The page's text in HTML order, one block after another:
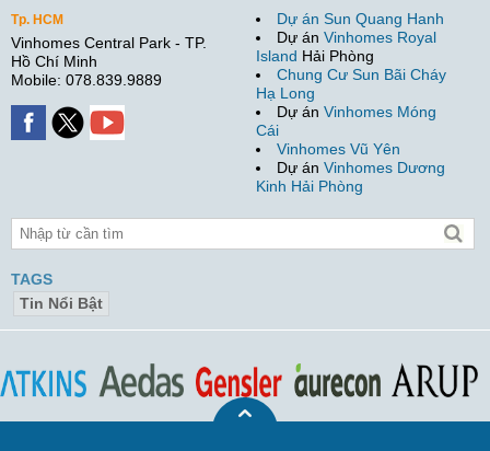
Tp. HCM
Vinhomes Central Park - TP.
Hồ Chí Minh
Mobile: 078.839.9889
Dự án Sun Quang Hanh
Dự án Vinhomes Royal
Island Hải Phòng
Chung Cư Sun Bãi Cháy
Hạ Long
Dự án Vinhomes Móng
Cái
Vinhomes Vũ Yên
Dự án Vinhomes Dương
Kinh Hải Phòng
TAGS
Tin Nổi Bật